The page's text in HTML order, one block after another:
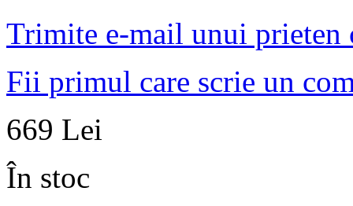
Trimite e-mail unui prieten
Fii primul care scrie un
669 Lei
În stoc